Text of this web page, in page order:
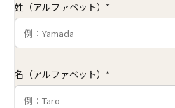
姓（アルファベット）*
名（アルファベット）*